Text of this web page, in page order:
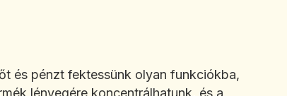
és pénzt fektessünk olyan funkciókba,
lényegére koncentrálhatunk, és a